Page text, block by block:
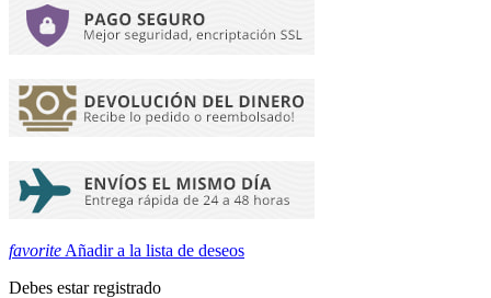
favorite Añadir a la lista de deseos
Debes estar registrado